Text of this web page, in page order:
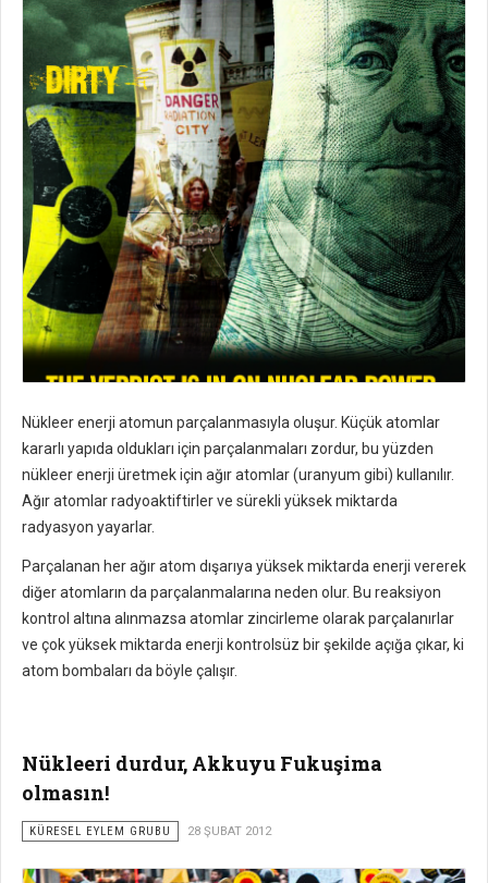
Nükleer enerji atomun parçalanmasıyla oluşur. Küçük atomlar
kararlı yapıda oldukları için parçalanmaları zordur, bu yüzden
nükleer enerji üretmek için ağır atomlar (uranyum gibi) kullanılır.
Ağır atomlar radyoaktiftirler ve sürekli yüksek miktarda
radyasyon yayarlar.
Parçalanan her ağır atom dışarıya yüksek miktarda enerji vererek
diğer atomların da parçalanmalarına neden olur. Bu reaksiyon
kontrol altına alınmazsa atomlar zincirleme olarak parçalanırlar
ve çok yüksek miktarda enerji kontrolsüz bir şekilde açığa çıkar, ki
atom bombaları da böyle çalışır.
Nükleeri durdur, Akkuyu Fukuşima
olmasın!
KÜRESEL EYLEM GRUBU 28 ŞUBAT 2012